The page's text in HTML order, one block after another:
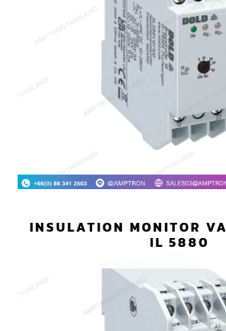
INSULATION MONITOR
IL 5880